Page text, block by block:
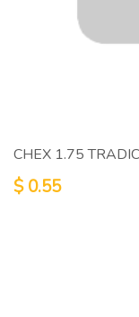
CHEX 1.75
$0.55